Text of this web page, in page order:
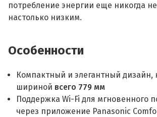
потребление энергии еще никогда
настолько низким.
Особенности
Компактный и элегантный дизайн,
шириной всего 779 мм
Поддержка Wi-Fi для мгновенного
через приложение Panasonic